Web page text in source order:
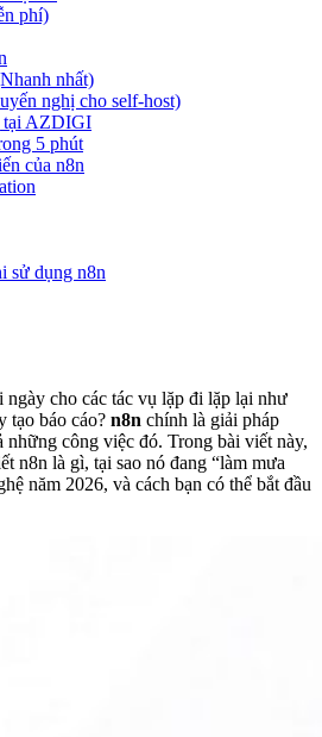
phí)
nhất)
nghị cho self-host)
tại AZDIGI
5 phút
của n8n
sử dụng n8n
ngày cho các tác vụ lặp đi lặp lại như
tạo báo cáo? n8n chính là giải pháp
những công việc đó. Trong bài viết này,
n8n là gì, tại sao nó đang “làm mưa
năm 2026, và cách bạn có thể bắt đầu